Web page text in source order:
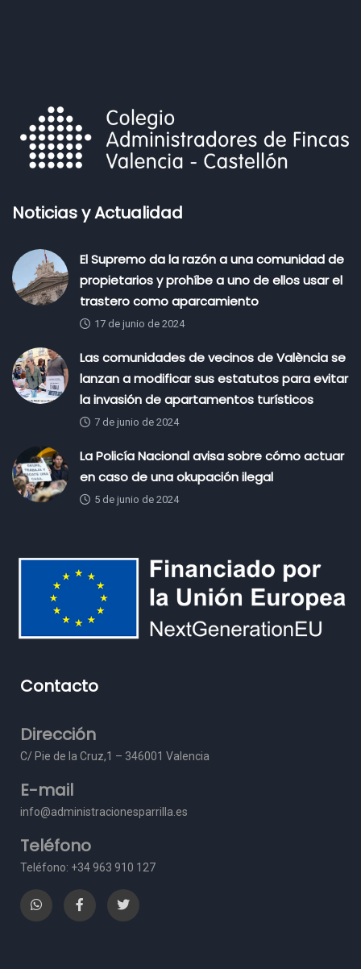
Noticias y Actualidad
El Supremo da la razón a una comunidad de
propietarios y prohíbe a uno de ellos usar el
trastero como aparcamiento
17 de junio de 2024
Las comunidades de vecinos de València se
lanzan a modificar sus estatutos para evitar
la invasión de apartamentos turísticos
7 de junio de 2024
La Policía Nacional avisa sobre cómo actuar
en caso de una okupación ilegal
5 de junio de 2024
Contacto
Dirección
C/ Pie de la Cruz,1 – 346001 Valencia
E-mail
info@administracionesparrilla.es
Teléfono
Teléfono: +34 963 910 127